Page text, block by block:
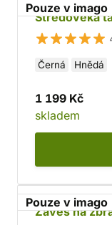
Pouze v imago
Středověká
Černá Hnědá
1 199 Kč
skladem
Pouze v imago
Závěs na